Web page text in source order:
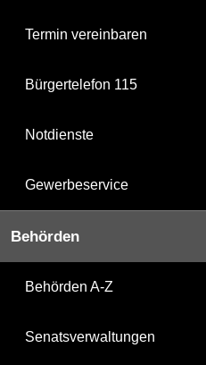
Termin vereinbaren
Bürgertelefon 115
Notdienste
Gewerbeservice
Behörden
Behörden A-Z
Senatsverwaltungen